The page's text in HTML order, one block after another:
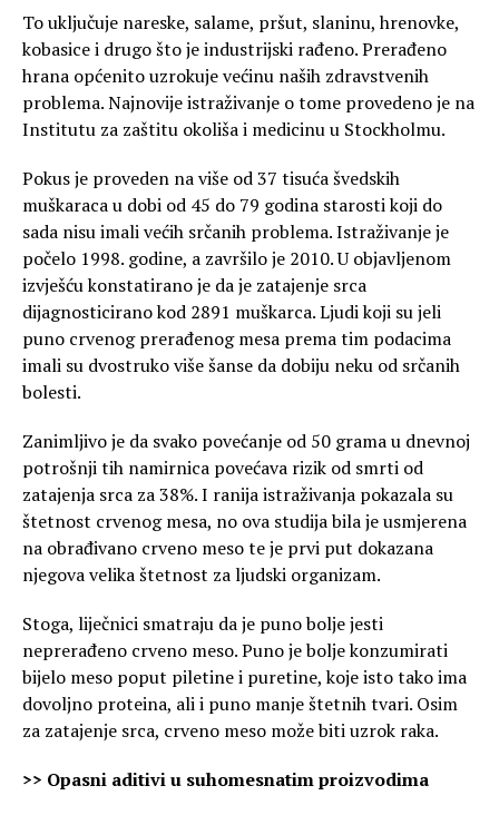
To uključuje nareske, salame, pršut, slaninu, hrenovke,
kobasice i drugo što je industrijski rađeno. Prerađeno
hrana općenito uzrokuje većinu naših zdravstvenih
problema. Najnovije istraživanje o tome provedeno je na
Institutu za zaštitu okoliša i medicinu u Stockholmu.
Pokus je proveden na više od 37 tisuća švedskih
muškaraca u dobi od 45 do 79 godina starosti koji do
sada nisu imali većih srčanih problema. Istraživanje je
počelo 1998. godine, a završilo je 2010. U objavljenom
izvješću konstatirano je da je zatajenje srca
dijagnosticirano kod 2891 muškarca. Ljudi koji su jeli
puno crvenog prerađenog mesa prema tim podacima
imali su dvostruko više šanse da dobiju neku od srčanih
bolesti.
Zanimljivo je da svako povećanje od 50 grama u dnevnoj
potrošnji tih namirnica povećava rizik od smrti od
zatajenja srca za 38%. I ranija istraživanja pokazala su
štetnost crvenog mesa, no ova studija bila je usmjerena
na obrađivano crveno meso te je prvi put dokazana
njegova velika štetnost za ljudski organizam.
Stoga, liječnici smatraju da je puno bolje jesti
neprerađeno crveno meso. Puno je bolje konzumirati
bijelo meso poput piletine i puretine, koje isto tako ima
dovoljno proteina, ali i puno manje štetnih tvari. Osim
za zatajenje srca, crveno meso može biti uzrok raka.
>> Opasni aditivi u suhomesnatim proizvodima